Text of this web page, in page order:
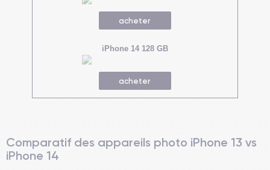
acheter
iPhone 14 128 GB
acheter
Comparatif des appareils photo iPhone 13 vs
iPhone 14